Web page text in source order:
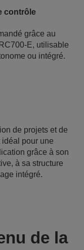
contrôle
grâce au
E, utilisable
ou intégré.
de projets et de
pour une
grâce à son
à sa structure
intégré.
de la